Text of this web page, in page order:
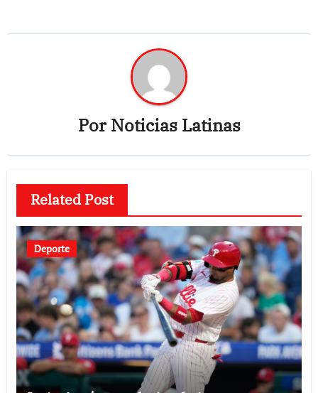
PorNoticias Latinas
Related Post
Deporte